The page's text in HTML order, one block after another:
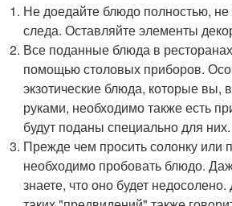
Не доедайте блюдо полностью, не
следа. Оставляйте элементы
Все поданные блюда в
помощью столовых приборов.
экзотические блюда, которые вы,
руками, необходимо также есть
будут поданы специально для них.
Прежде чем просить солонку или
необходимо пробовать блюдо.
знаете, что оно будет